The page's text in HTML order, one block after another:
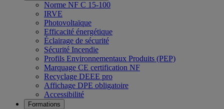
Norme NF C 15-100
IRVE
Photovoltaïque
Efficacité énergétique
Éclairage de sécurité
Sécurité Incendie
Profils Environnementaux Produits (PEP)
Marquage CE certification NF
Recyclage DEEE pro
Affichage DPE obligatoire
Accessibilité
Formations